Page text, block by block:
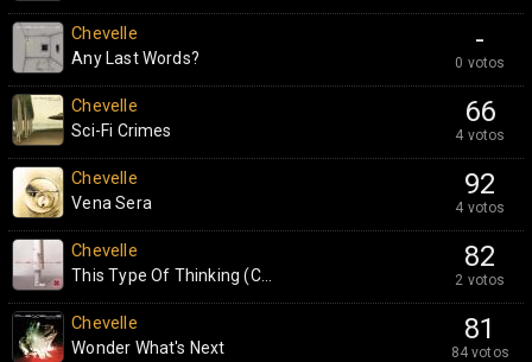
-
0 votos
Chevelle
Any Last Words?
66
4 votos
Chevelle
Sci-Fi Crimes
92
4 votos
Chevelle
Vena Sera
82
2 votos
Chevelle
This Type Of Thinking (C...
81
84 votos
Chevelle
Wonder What's Next